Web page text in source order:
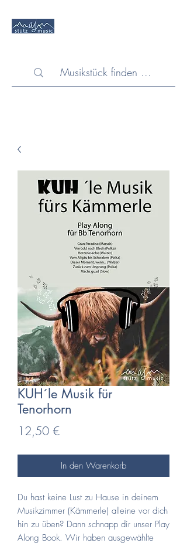
KUH´le Musik für
Tenorhorn
12,50 €Preis
In den Warenkorb
Du hast keine Lust zu Hause in deinem
Musikzimmer (Kämmerle) alleine vor dich
hin zu üben? Dann schnapp dir unser Play
Along Book. Wir haben ausgewählte